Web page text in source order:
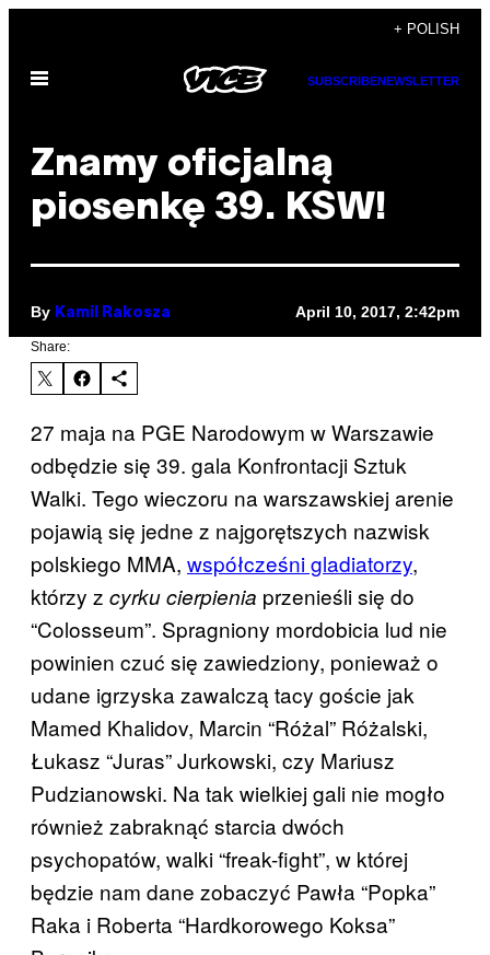
content
+ POLISH
Open
SUBSCRIBENEWSLETTER
Znamy oficjalną
piosenkę 39. KSW!
By Kamil Rakosza April 10, 2017, 2:42pm
Share:
27 maja na PGE Narodowym w Warszawie
odbędzie się 39. gala Konfrontacji Sztuk
Walki. Tego wieczoru na warszawskiej arenie
pojawią się jedne z najgorętszych nazwisk
polskiego MMA, współcześni gladiatorzy,
którzy z cyrku cierpienia przenieśli się do
“Colosseum”. Spragniony mordobicia lud nie
powinien czuć się zawiedziony, ponieważ o
udane igrzyska zawalczą tacy goście jak
Mamed Khalidov, Marcin “Różal” Różalski,
Łukasz “Juras” Jurkowski, czy Mariusz
Pudzianowski. Na tak wielkiej gali nie mogło
również zabraknąć starcia dwóch
psychopatów, walki “freak-fight”, w której
będzie nam dane zobaczyć Pawła “Popka”
Raka i Roberta “Hardkorowego Koksa”